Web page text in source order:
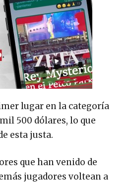
lugar en la categoría
500 dólares, lo que
esta justa.
que han venido de
jugadores voltean a